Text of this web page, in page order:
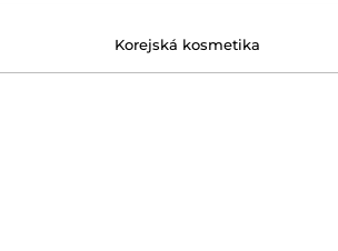
Korejská kosmetika